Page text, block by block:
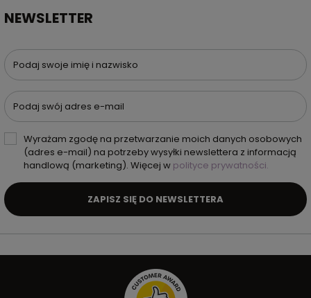
NEWSLETTER
Podaj swoje imię i nazwisko
Podaj swój adres e-mail
Wyrażam zgodę na przetwarzanie moich danych osobowych
(adres e-mail) na potrzeby wysyłki newslettera z informacją
handlową (marketing). Więcej w polityce prywatności.
ZAPISZ SIĘ DO NEWSLETTERA